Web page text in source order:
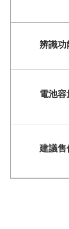
辨識功
電池容
建議售